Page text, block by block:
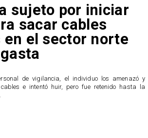
sujeto por iniciar
sacar cables
el sector norte
de vigilancia, el individuo los amenazó y
e intentó huir, pero fue retenido hasta la